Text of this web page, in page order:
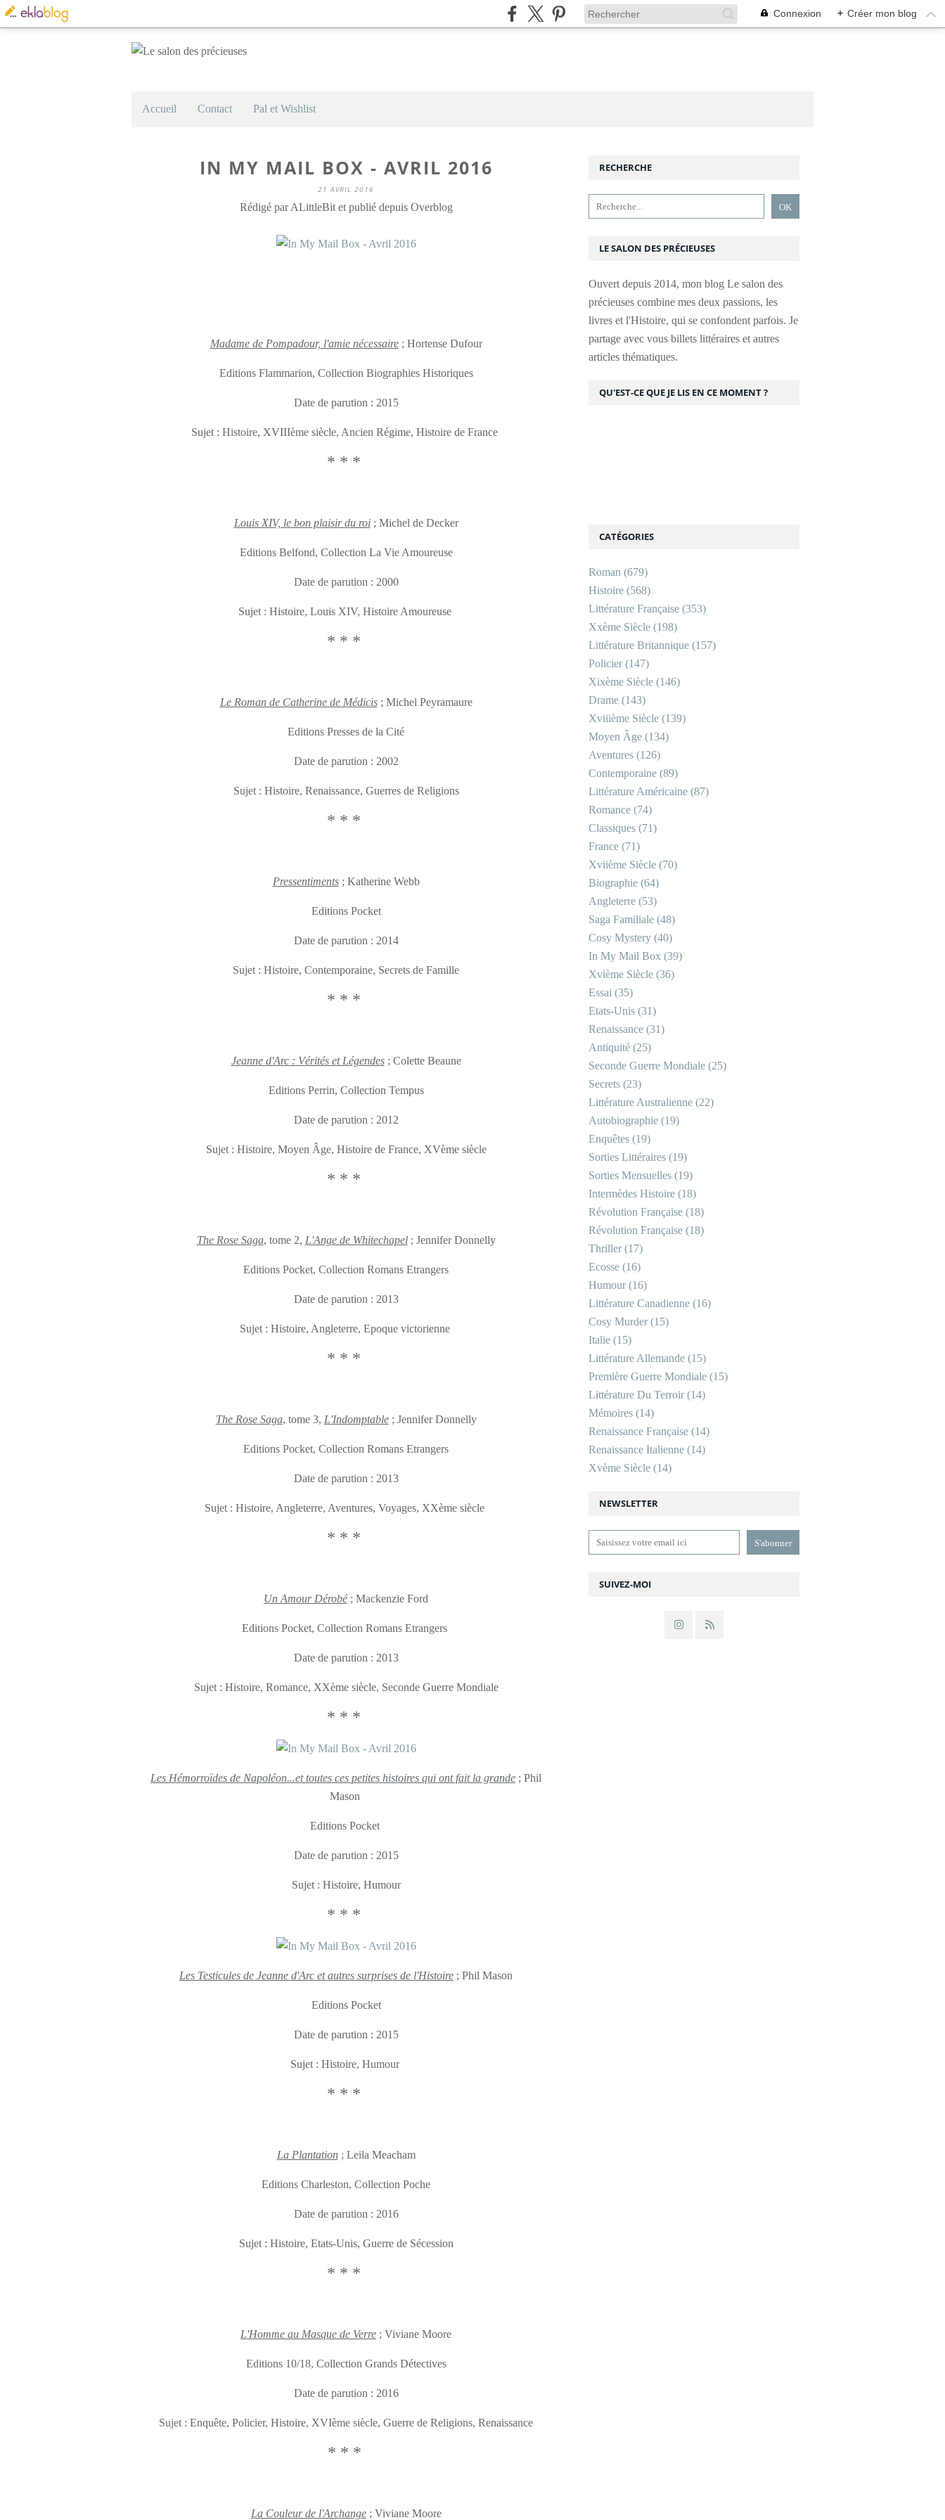
Connexion + Créer mon blog
Accueil Contact Pal et Wishlist
IN MY MAIL BOX - AVRIL 2016
21 AVRIL 2016
Rédigé par ALittleBit et publié depuis Overblog
Madame de Pompadour, l'amie nécessaire; Hortense Dufour
Editions Flammarion, Collection Biographies Historiques
Date de parution : 2015
Sujet : Histoire, XVIIIème siècle, Ancien Régime, Histoire de France
* * *
Louis XIV, le bon plaisir du roi; Michel de Decker
Editions Belfond, Collection La Vie Amoureuse
Date de parution : 2000
Sujet : Histoire, Louis XIV, Histoire Amoureuse
* * *
Le Roman de Catherine de Médicis; Michel Peyramaure
Editions Presses de la Cité
Date de parution : 2002
Sujet : Histoire, Renaissance, Guerres de Religions
* * *
Pressentiments; Katherine Webb
Editions Pocket
Date de parution : 2014
Sujet : Histoire, Contemporaine, Secrets de Famille
* * *
Jeanne d'Arc : Vérités et Légendes; Colette Beaune
Editions Perrin, Collection Tempus
Date de parution : 2012
Sujet : Histoire, Moyen Âge, Histoire de France, XVème siècle
* * *
The Rose Saga, tome 2, L'Ange de Whitechapel; Jennifer Donnelly
Editions Pocket, Collection Romans Etrangers
Date de parution : 2013
Sujet : Histoire, Angleterre, Epoque victorienne
* * *
The Rose Saga, tome 3, L'Indomptable; Jennifer Donnelly
Editions Pocket, Collection Romans Etrangers
Date de parution : 2013
Sujet : Histoire, Angleterre, Aventures, Voyages, XXème siècle
* * *
Un Amour Dérobé; Mackenzie Ford
Editions Pocket, Collection Romans Etrangers
Date de parution : 2013
Sujet : Histoire, Romance, XXème siècle, Seconde Guerre Mondiale
* * *
Les Hémorroïdes de Napoléon...et toutes ces petites histoires qui ont fait la grande ; Phil
Mason
Editions Pocket
Date de parution : 2015
Sujet : Histoire, Humour
* * *
Les Testicules de Jeanne d'Arc et autres surprises de l'Histoire ; Phil Mason
Editions Pocket
Date de parution : 2015
Sujet : Histoire, Humour
* * *
La Plantation; Leila Meacham
Editions Charleston, Collection Poche
Date de parution : 2016
Sujet : Histoire, Etats-Unis, Guerre de Sécession
* * *
L'Homme au Masque de Verre ; Viviane Moore
Editions 10/18, Collection Grands Détectives
Date de parution : 2016
Sujet : Enquête, Policier, Histoire, XVIème siècle, Guerre de Religions, Renaissance
* * *
La Couleur de l'Archange; Viviane Moore
NEWSLETTER
SUIVEZ-MOI
RECHERCHE
LE SALON DES PRÉCIEUSES
Ouvert depuis 2014, mon blog Le salon des
précieuses combine mes deux passions, les
livres et l'Histoire, qui se confondent parfois. Je
partage avec vous billets littéraires et autres
articles thématiques.
CATÉGORIES
Roman (679)
Histoire (568)
Littérature Française (353)
Xxème Siècle (198)
Littérature Britannique (157)
Policier(147)
Xixème Siècle (146)
Drame (143)
Xviiième Siècle (139)
Moyen Âge (134)
Aventures (126)
Contemporaine (89)
Littérature Américaine (87)
Romance (74)
Classiques (71)
France (71)
Xviième Siècle (70)
Biographie (64)
Angleterre (53)
Saga Familiale (48)
Cosy Mystery (40)
In My Mail Box (39)
Xvième Siècle (36)
Essai (35)
Etats-Unis (31)
Renaissance (31)
Antiquité (25)
Seconde Guerre Mondiale (25)
Secrets (23)
Littérature Australienne (22)
Autobiographie (19)
Enquêtes (19)
Sorties Littéraires (19)
Sorties Mensuelles (19)
Intermèdes Histoire (18)
Révolution Française (18)
Révolution Française (18)
Thriller(17)
Ecosse (16)
Humour(16)
Littérature Canadienne (16)
Cosy Murder(15)
Italie (15)
Littérature Allemande (15)
Première Guerre Mondiale (15)
Littérature Du Terroir(14)
Mémoires (14)
Renaissance Française (14)
Renaissance Italienne (14)
Xvème Siècle (14)
QU'EST-CE QUE JE LIS EN CE MOMENT ?